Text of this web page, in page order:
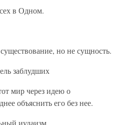
в Одном.
но не сущность.
заблудших
мир через идею о
объяснить его без нее.
иудаизм